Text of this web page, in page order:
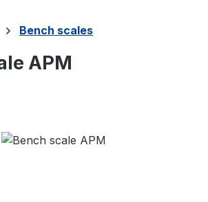
Bench scales
APM
immagini